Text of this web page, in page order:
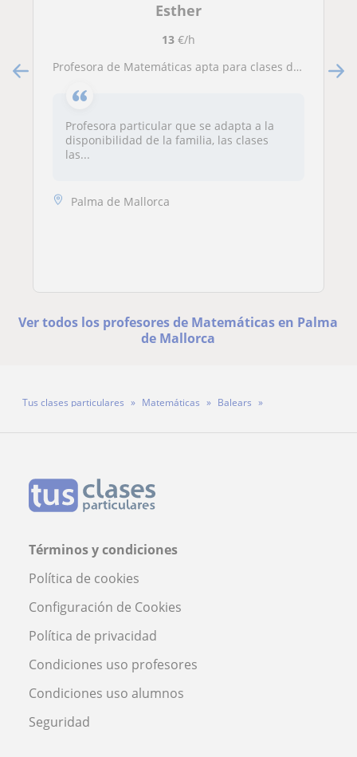
Esther
13€/h
Profesora de Matemáticas apta para clases de primero a cuarto de la ESO
Profesora particular que se adapta a la
disponibilidad de la familia, las clases
las...
Palma de Mallorca
Ver todos los profesores de Matemáticas en Palma
de Mallorca
Tus clases particulares Matemáticas
Balears
Términos y condiciones
Política de cookies
Configuración de Cookies
Política de privacidad
Condiciones uso profesores
Condiciones uso alumnos
Seguridad